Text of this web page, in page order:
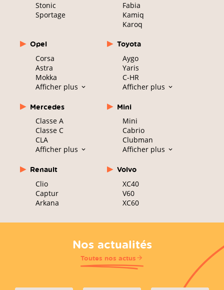
Stonic
Sportage
Fabia
Kamiq
Karoq
Opel
Corsa
Astra
Mokka
Afficher plus
Toyota
Aygo
Yaris
C-HR
Afficher plus
Mercedes
Classe A
Classe C
CLA
Afficher plus
Mini
Mini
Cabrio
Clubman
Afficher plus
Renault
Clio
Captur
Arkana
Volvo
XC40
V60
XC60
Nos actualités
Toutes nos actus